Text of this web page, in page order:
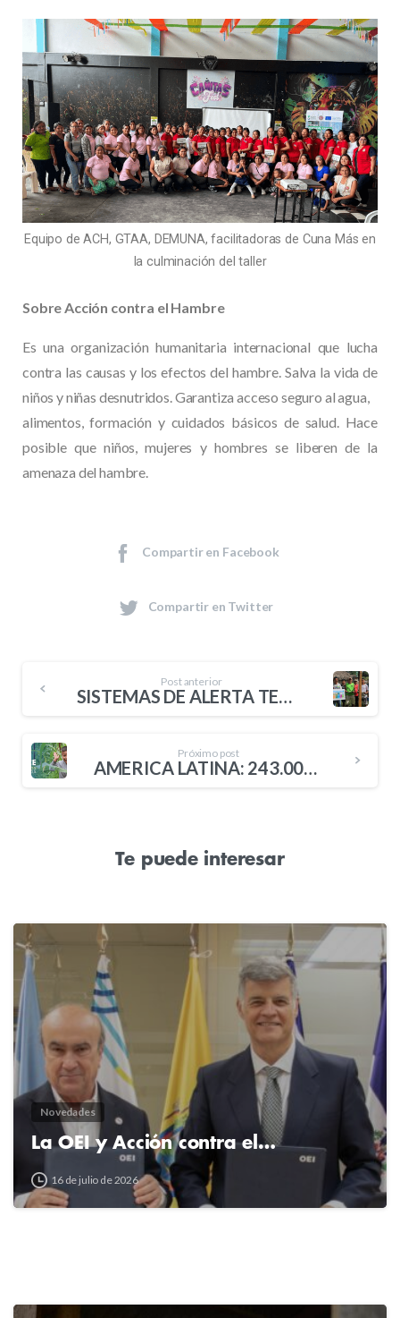
Equipo de ACH, GTAA, DEMUNA, facilitadoras de Cuna Más en
la culminación del taller
Sobre Acción contra el Hambre
Es una organización humanitaria internacional que lucha
contra las causas y los efectos del hambre. Salva la vida de
niños y niñas desnutridos. Garantiza acceso seguro al agua,
alimentos, formación y cuidados básicos de salud. Hace
posible que niños, mujeres y hombres se liberen de la
amenaza del hambre.
Compartir en Facebook
Compartir en Twitter
Post anterior
SISTEMAS DE ALERTA TEMPRANA SE ACTIVAN EN EL DATEM DEL MARAÑÓN PARA PROTEGER A COMUNIDADES INDÍGENAS
Próximo post
AMÉRICA LATINA: 243.000 PERSONAS ALCANZADAS CON NUESTRA RESPUESTA HUMANITARIA
Te puede interesar
Novedades
La OEI y Acción contra el…
16 de julio de 2026